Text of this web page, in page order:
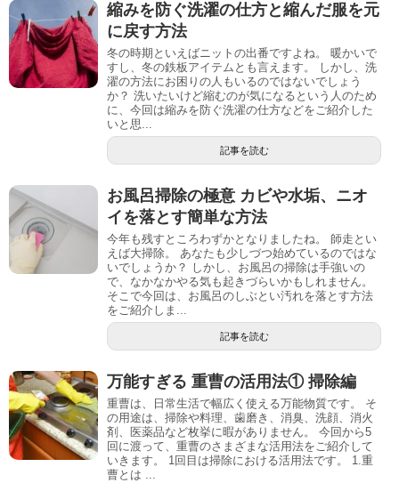
縮みを防ぐ洗濯の仕方と縮んだ服を元
に戻す方法
冬の時期といえばニットの出番ですよね。 暖かいで
すし、冬の鉄板アイテムとも言えます。 しかし、洗
濯の方法にお困りの人もいるのではないでしょう
か？ 洗いたいけど縮むのが気になるという人のため
に、今回は縮みを防ぐ洗濯の仕方などをご紹介した
いと思...
記事を読む
お風呂掃除の極意 カビや水垢、ニオ
イを落とす簡単な方法
今年も残すところわずかとなりましたね。 師走とい
えば大掃除。 あなたも少しづつ始めているのではな
いでしょうか？ しかし、お風呂の掃除は手強いの
で、なかなかやる気も起きづらいかもしれません。
そこで今回は、お風呂のしぶとい汚れを落とす方法
をご紹介しま...
記事を読む
万能すぎる 重曹の活用法① 掃除編
重曹は、日常生活で幅広く使える万能物質です。 そ
の用途は、掃除や料理、歯磨き、消臭、洗顔、消火
剤、医薬品など枚挙に暇がありません。 今回から5
回に渡って、重曹のさまざまな活用法をご紹介して
いきます。 1回目は掃除における活用法です。 1.重
曹とは ...